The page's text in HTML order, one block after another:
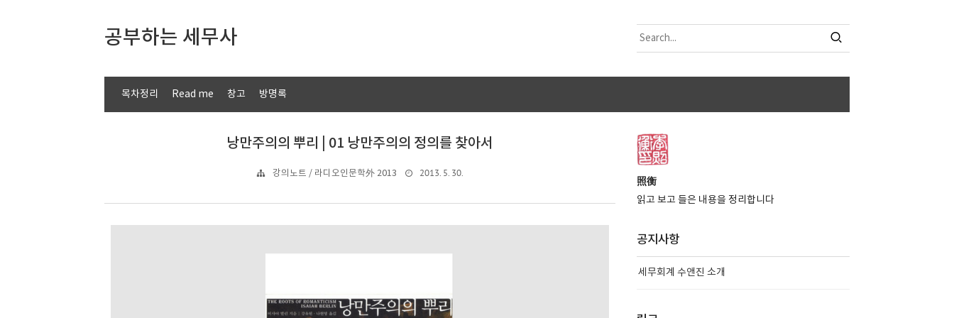
공부하는 세무사
목차정리 Read me 창고 방명록
낭만주의의 뿌리 | 01 낭만주의의 정의를 찾아서
강의노트 / 라디오인문학外 2013 2013. 5. 30.
照衡
읽고 보고 들은 내용을 정리합니다
공지사항
세무회계 수앤진 소개